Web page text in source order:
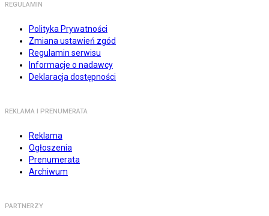
REGULAMIN
Polityka Prywatności
Zmiana ustawień zgód
Regulamin serwisu
Informacje o nadawcy
Deklaracja dostępności
REKLAMA I PRENUMERATA
Reklama
Ogłoszenia
Prenumerata
Archiwum
PARTNERZY